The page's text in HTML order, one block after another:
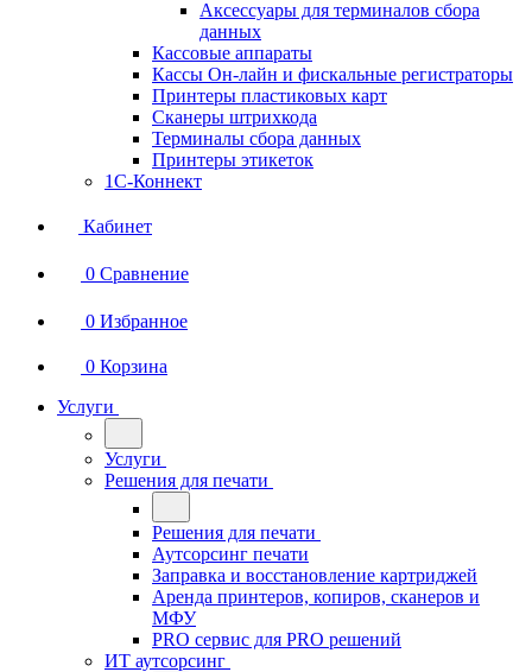
Аксессуары для терминалов сбора
данных
Кассовые аппараты
Кассы Он-лайн и фискальные регистраторы
Принтеры пластиковых карт
Сканеры штрихкода
Терминалы сбора данных
Принтеры этикеток
1С-Коннект
Кабинет
0 Сравнение
0 Избранное
0 Корзина
Услуги
Услуги
Решения для печати
Решения для печати
Аутсорсинг печати
Заправка и восстановление картриджей
Аренда принтеров, копиров, сканеров и
МФУ
PRO сервис для PRO решений
ИТ аутсорсинг